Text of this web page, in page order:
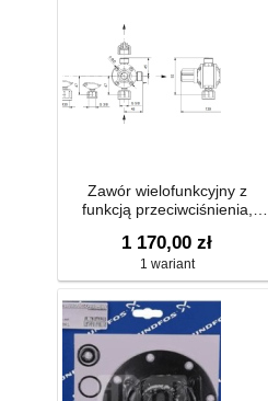
Zawór wielofunkcyjny z
funkcją przeciwciśnienia,
zabezpieczającą
1 170,00 zł
1 wariant